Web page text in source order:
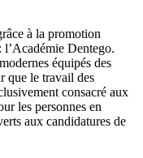
à la promotion
Dentego.
équipés des
que le travail des
consacré aux
les personnes en
aux candidatures de